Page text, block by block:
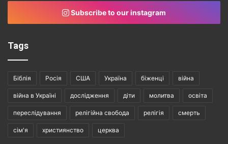
Subscribe to our instagram
Tags
Біблія Росія США Україна біженці війна
війна в Україні дослідження діти молитва освіта
переслідування релігійна свобода релігія смерть
сім'я християнство церква